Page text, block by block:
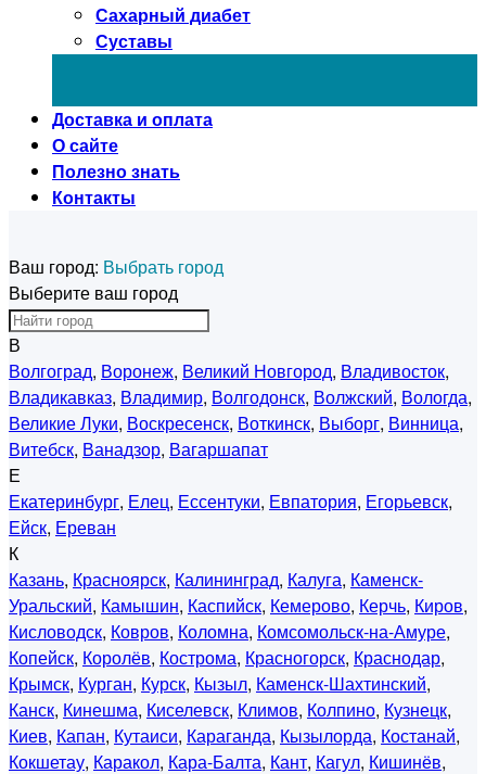
Сахарный диабет
Суставы
Доставка и оплата
О сайте
Полезно знать
Контакты
Ваш город: Выбрать город
Выберите ваш город
В
Волгоград, Воронеж, Великий Новгород, Владивосток,
Владикавказ, Владимир, Волгодонск, Волжский, Вологда,
Великие Луки, Воскресенск, Воткинск, Выборг, Винница,
Витебск, Ванадзор, Вагаршапат
Е
Екатеринбург, Елец, Ессентуки, Евпатория, Егорьевск,
Ейск, Ереван
К
Казань, Красноярск, Калининград, Калуга, Каменск-
Уральский, Камышин, Каспийск, Кемерово, Керчь, Киров,
Кисловодск, Ковров, Коломна, Комсомольск-на-Амуре,
Копейск, Королёв, Кострома, Красногорск, Краснодар,
Крымск, Курган, Курск, Кызыл, Каменск-Шахтинский,
Канск, Кинешма, Киселевск, Климов, Колпино, Кузнецк,
Киев, Капан, Кутаиси, Караганда, Кызылорда, Костанай,
Кокшетау, Каракол, Кара-Балта, Кант, Кагул, Кишинёв,